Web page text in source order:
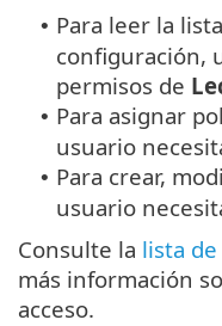
• Para leer la
configuración,
permisos de
• Para asignar
usuario
• Para crear,
usuario
Consulte la lista
más información
acceso.